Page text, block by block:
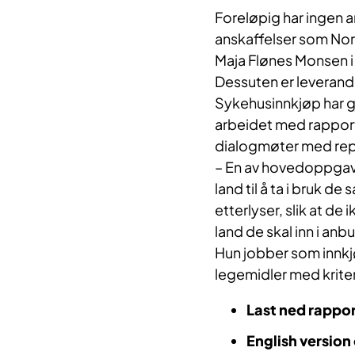
Norway works
participation in
Sykehusinnkjøp
Alliance and the
schemes.
Goodwill from
Currently, no
requirements
However, the
in this area
medicines
environmental
Foreløpig har ingen
anskaffelser som
Maja Flønes
Dessuten er
Sykehusinnkjøp har
arbeidet med
dialogmøter med
– En av
land til å ta i bruk de
etterlyser, slik at de
land de skal inn i
Hun jobber som
legemidler med
Last ned
English